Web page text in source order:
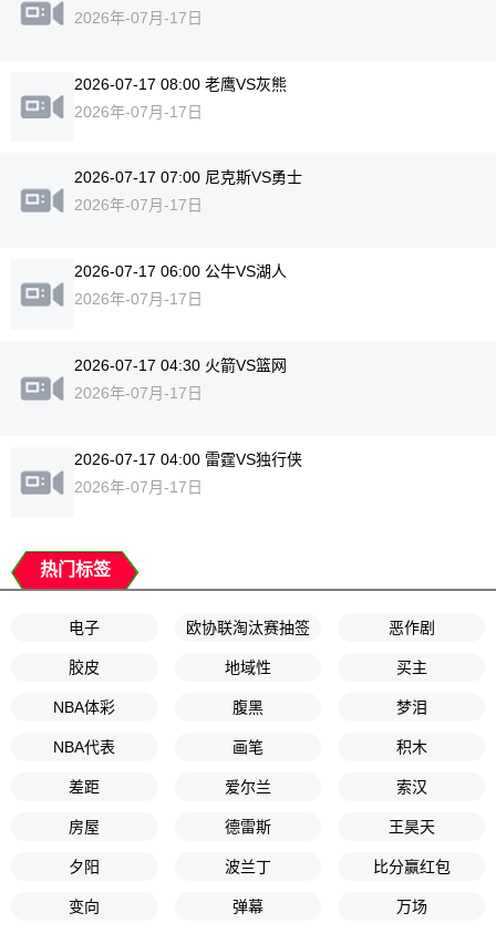
2026年-07月-17日
2026-07-17 08:00 老鹰VS灰熊
2026年-07月-17日
2026-07-17 07:00 尼克斯VS勇士
2026年-07月-17日
2026-07-17 06:00 公牛VS湖人
2026年-07月-17日
2026-07-17 04:30 火箭VS篮网
2026年-07月-17日
2026-07-17 04:00 雷霆VS独行侠
2026年-07月-17日
热门标签
电子 欧协联淘汰赛抽签 恶作剧
胶皮 地域性 买主
NBA体彩 腹黑 梦泪
NBA代表 画笔 积木
差距 爱尔兰 索汉
房屋 德雷斯 王昊天
夕阳 波兰丁 比分赢红包
变向 弹幕 万场